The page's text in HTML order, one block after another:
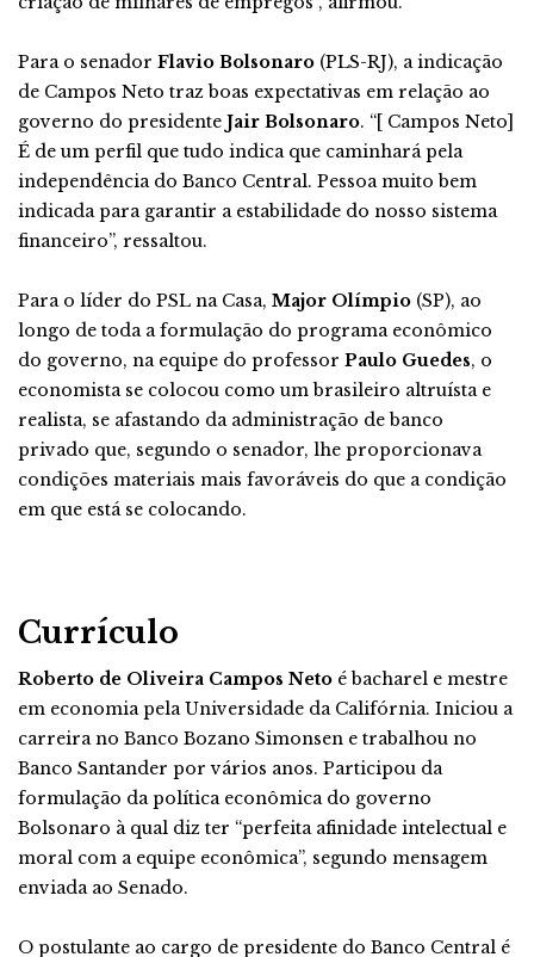
Para o senador Flavio Bolsonaro (PLS-RJ), a indicação
de Campos Neto traz boas expectativas em relação ao
governo do presidente Jair Bolsonaro. “[ Campos Neto]
É de um perfil que tudo indica que caminhará pela
independência do Banco Central. Pessoa muito bem
indicada para garantir a estabilidade do nosso sistema
financeiro”, ressaltou.
Para o líder do PSL na Casa, Major Olímpio (SP), ao
longo de toda a formulação do programa econômico
do governo, na equipe do professor Paulo Guedes, o
economista se colocou como um brasileiro altruísta e
realista, se afastando da administração de banco
privado que, segundo o senador, lhe proporcionava
condições materiais mais favoráveis do que a condição
em que está se colocando.
Currículo
Roberto de Oliveira Campos Neto é bacharel e mestre
em economia pela Universidade da Califórnia. Iniciou a
carreira no Banco Bozano Simonsen e trabalhou no
Banco Santander por vários anos. Participou da
formulação da política econômica do governo
Bolsonaro à qual diz ter “perfeita afinidade intelectual e
moral com a equipe econômica”, segundo mensagem
enviada ao Senado.
O postulante ao cargo de presidente do Banco Central é